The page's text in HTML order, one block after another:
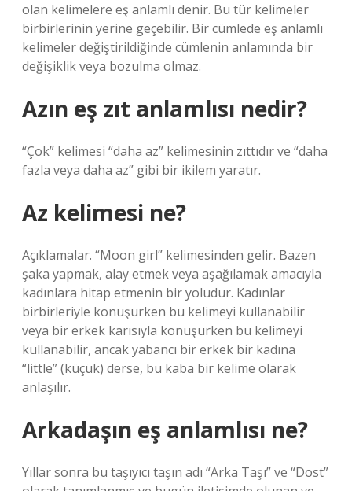
olan kelimelere eş anlamlı denir. Bu tür kelimeler
birbirlerinin yerine geçebilir. Bir cümlede eş anlamlı
kelimeler değiştirildiğinde cümlenin anlamında bir
değişiklik veya bozulma olmaz.
Azın eş zıt anlamlısı nedir?
“Çok” kelimesi “daha ​​az” kelimesinin zıttıdır ve “daha
​​fazla veya daha az” gibi bir ikilem yaratır.
Az kelimesi ne?
Açıklamalar. “Moon girl” kelimesinden gelir. Bazen
şaka yapmak, alay etmek veya aşağılamak amacıyla
kadınlara hitap etmenin bir yoludur. Kadınlar
birbirleriyle konuşurken bu kelimeyi kullanabilir
veya bir erkek karısıyla konuşurken bu kelimeyi
kullanabilir, ancak yabancı bir erkek bir kadına
“little” (küçük) derse, bu kaba bir kelime olarak
anlaşılır.
Arkadaşın eş anlamlısı ne?
Yıllar sonra bu taşıyıcı taşın adı “Arka Taşı” ve “Dost”